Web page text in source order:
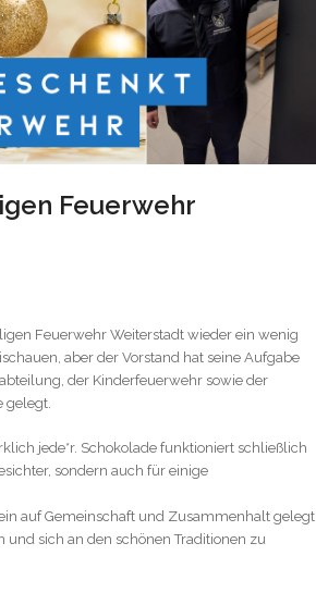
Feuerwehr
Feuerwehr Weiterstadt wieder ein wenig
aber der Vorstand hat seine Aufgabe
der Kinderfeuerwehr sowie der
gelegt.
jede*r. Schokolade funktioniert schließlich
sondern auch für einige
auf Gemeinschaft und Zusammenhalt gelegt
sich an den schönen Traditionen zu